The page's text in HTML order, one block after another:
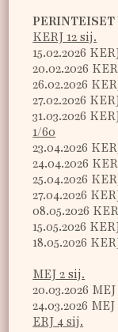
KERJ 12 sij.
15.02.2026
20.02.2026
26.02.2026
27.02.2026
31.03.2026
1/60
23.04.2026
24.04.2026
25.04.2026
27.04.2026
08.05.2026
15.05.2026
18.05.2026
MEJ 2 sij.
20.03.2026
24.03.2026
ERJ 4 sij.